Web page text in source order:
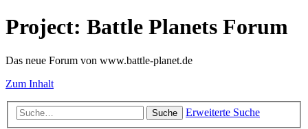
Project: Battle Planets Forum
Das neue Forum von www.battle-planet.de
Zum Inhalt
Suche Erweiterte Suche